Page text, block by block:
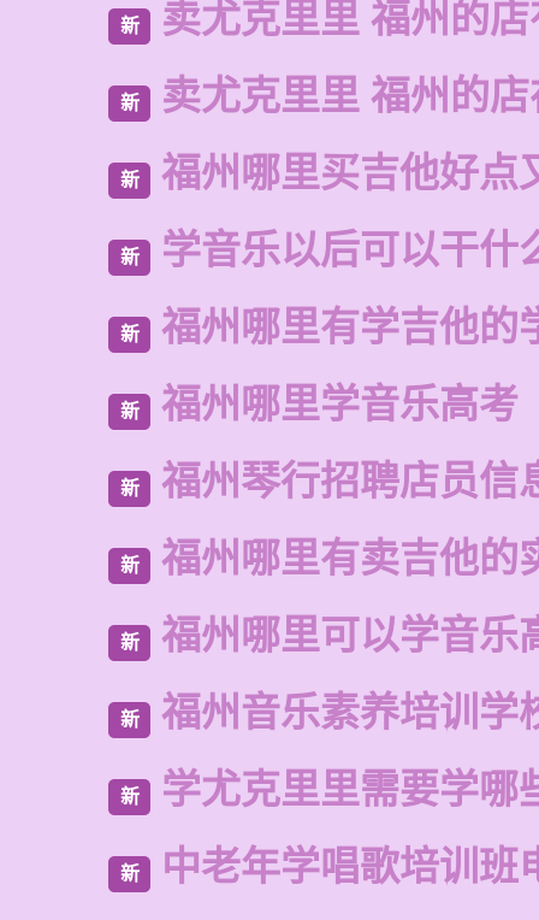
新 卖尤克里里 福州的
新 卖尤克里里 福州的
新 福州哪里买吉他好点
新 学音乐以后可以干什
新 福州哪里有学吉他的
新 福州哪里学音乐高考
新 福州琴行招聘店员信
新 福州哪里有卖吉他的
新 福州哪里可以学音乐
新 福州音乐素养培训学
新 学尤克里里需要学哪
新 中老年学唱歌培训班